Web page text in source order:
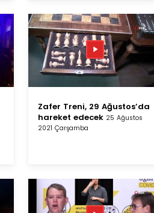
Zafer Treni, 29 Ağustos’da
hareket edecek 25 Ağustos
2021 Çarşamba